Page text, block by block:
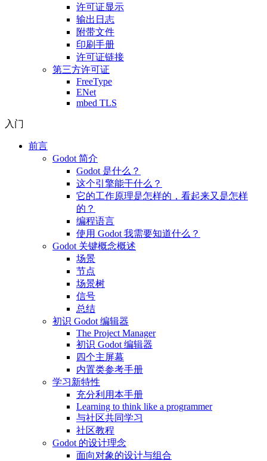
许可证显示
输出日志
附带文件
印刷手册
许可证链接
第三方许可证
FreeType
ENet
mbed TLS
入门
前言
Godot 简介
Godot 是什么？
这个引擎能干什么？
它的工作原理是怎样的，看起来又是怎样
的？
编程语言
使用 Godot 我需要知道什么？
Godot 关键概念概述
场景
节点
场景树
信号
总结
初识 Godot 编辑器
The Project Manager
初识 Godot 编辑器
四个主屏幕
内置类参考手册
学习新特性
充分利用本手册
Learning to think like a programmer
与社区共同学习
社区教程
Godot 的设计理念
面向对象的设计与组合